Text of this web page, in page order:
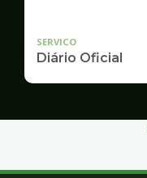
SERVICO
Diário Oficial